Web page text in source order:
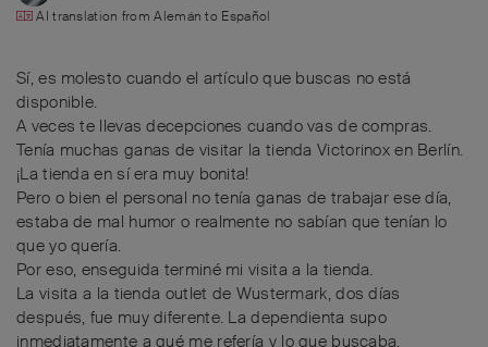
AI translation fromAlemán to Español
Sí, es molesto cuando el artículo que buscas no está
disponible.
A veces te llevas decepciones cuando vas de compras.
Tenía muchas ganas de visitar la tienda Victorinox en Berlín.
¡La tienda en sí era muy bonita!
Pero o bien el personal no tenía ganas de trabajar ese día,
estaba de mal humor o realmente no sabían que tenían lo
que yo quería.
Por eso, enseguida terminé mi visita a la tienda.
La visita a la tienda outlet de Wustermark, dos días
después, fue muy diferente. La dependienta supo
inmediatamente a qué me refería y lo que buscaba.